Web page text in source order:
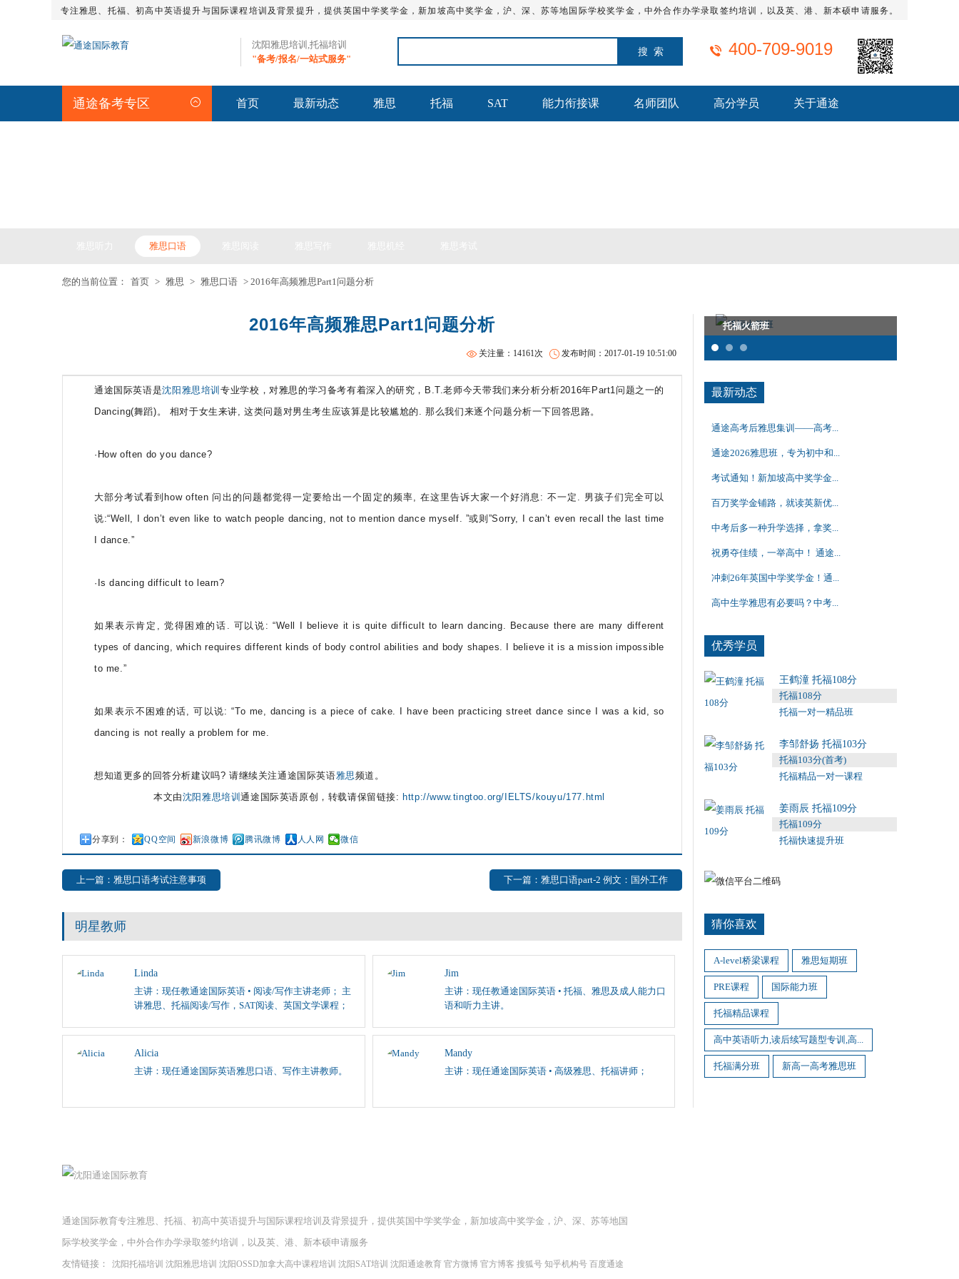
专注雅思、托福、初高中英语提升与国际课程培训及背景提升，提供英国中学奖学金，新加坡高中奖学金，沪、深、苏等地国际学校奖学金，中外合作办学录取签约培训，以及英、港、新本硕申请服务。
沈阳雅思培训,托福培训
"备考/报名/一站式服务"
400-709-9019
通途备考专区 首页 最新动态 雅思 托福 SAT 能力衔接课 名师团队 高分学员 关于通途
雅思口语
您的当前位置： 首页 > 雅思 > 雅思口语 > 2016年高频雅思Part1问题分析
2016年高频雅思Part1问题分析
发布时间：2017-01-19 10:51:00
关注量：14161次
通途国际英语是沈阳雅思培训专业学校，对雅思的学习备考有着深入的研究，B.T.老师今天带我们来分析分析2016年Part1问题之一的
Dancing(舞蹈)。 相对于女生来讲, 这类问题对男生考生应该算是比较尴尬的. 那么我们来逐个问题分析一下回答思路。
·How often do you dance?
大部分考试看到how often 问出的问题都觉得一定要给出一个固定的频率, 在这里告诉大家一个好消息: 不一定. 男孩子们完全可以
说:“Well, I don’t even like to watch people dancing, not to mention dance myself. ”或则”Sorry, I can’t even recall the last time
I dance.”
·Is dancing difficult to learn?
如果表示肯定, 觉得困难的话. 可以说: “Well I believe it is quite difficult to learn dancing. Because there are many different
types of dancing, which requires different kinds of body control abilities and body shapes. I believe it is a mission impossible
to me.”
如果表示不困难的话, 可以说: “To me, dancing is a piece of cake. I have been practicing street dance since I was a kid, so
dancing is not really a problem for me.
想知道更多的回答分析建议吗? 请继续关注通途国际英语雅思频道。
本文由沈阳雅思培训通途国际英语原创，转载请保留链接: http://www.tingtoo.org/IELTS/kouyu/177.html
分享到： QQ空间 新浪微博 腾讯微博 人人网 微信
上一篇：雅思口语考试注意事项 下一篇：雅思口语part-2 例文：国外工作
明星教师
Linda
主讲：现任教通途国际英语 • 阅读/写作主讲老师； 主
讲雅思、托福阅读/写作，SAT阅读、英国文学课程；
Jim
主讲：现任教通途国际英语 • 托福、雅思及成人能力口
语和听力主讲。
Alicia
主讲：现任通途国际英语雅思口语、写作主讲教师。
Mandy
主讲：现任通途国际英语 • 高级雅思、托福讲师；
托福火箭班
最新动态
通途高考后雅思集训——高考...
通途2026雅思班，专为初中和...
考试通知！新加坡高中奖学金...
百万奖学金铺路，就读英新优...
中考后多一种升学选择，拿奖...
祝勇夺佳绩，一举高中！ 通途...
冲刺26年英国中学奖学金！通...
高中生学雅思有必要吗？中考...
优秀学员
王鹤潼 托福108分
托福108分
托福一对一精品班
李邹舒扬 托福103分
托福103分(首考)
托福精品一对一课程
姜雨辰 托福109分
托福109分
托福快速提升班
猜你喜欢
A-level桥梁课程 雅思短期班
PRE课程 国际能力班
托福精品课程
高中英语听力,读后续写题型专训,高...
托福满分班 新高一高考雅思班
通途国际教育专注雅思、托福、初高中英语提升与国际课程培训及背景提升，提供英国中学奖学金，新加坡高中奖学金，沪、深、苏等地国
际学校奖学金，中外合作办学录取签约培训，以及英、港、新本硕申请服务
友情链接：
沈阳托福培训 沈阳雅思培训 沈阳OSSD加拿大高中课程培训 沈阳SAT培训 沈阳通途教育 官方微博 官方博客 搜狐号 知乎机构号 百度通途